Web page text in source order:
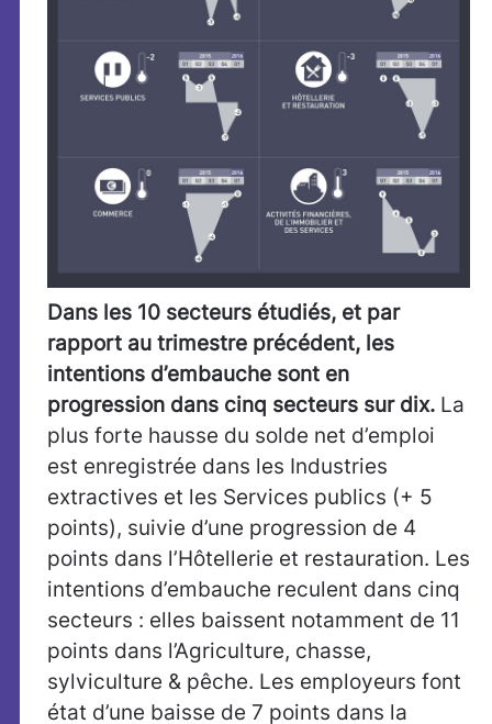
Dans les 10 secteurs étudiés, et par
rapport au trimestre précédent, les
intentions d’embauche sont en
progression dans cinq secteurs sur dix. La
plus forte hausse du solde net d’emploi
est enregistrée dans les Industries
extractives et les Services publics (+ 5
points), suivie d’une progression de 4
points dans l’Hôtellerie et restauration. Les
intentions d’embauche reculent dans cinq
secteurs : elles baissent notamment de 11
points dans l’Agriculture, chasse,
sylviculture & pêche. Les employeurs font
état d’une baisse de 7 points dans la